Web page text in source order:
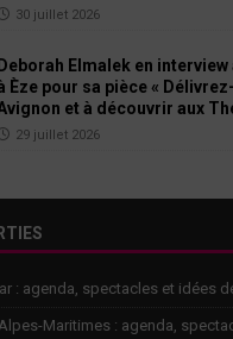
30 juillet 2026
Deborah Elmalek en interview
Èze pour sa pièce «
et à découvrir aux
29 juillet 2026
: agenda, spectacles et idées
Maritimes : agenda,